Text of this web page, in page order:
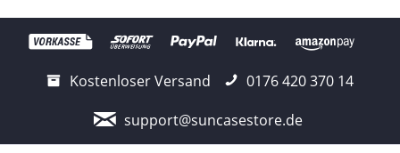
Kostenloser Versand
0176 420 370 14
support@suncasestore.de